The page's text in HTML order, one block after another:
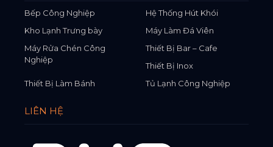
Bếp Công Nghiệp
Hệ Thống Hút Khói
Kho Lạnh Trưng bày
Máy Làm Đá Viên
Máy Rửa Chén Công
Nghiệp
Thiết Bị Bar – Cafe
Thiết Bị Inox
Thiết Bị Làm Bánh
Tủ Lạnh Công Nghiệp
LIÊN HỆ